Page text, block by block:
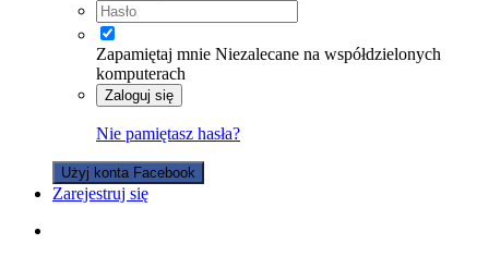
Zapamiętaj mnie Niezalecane na współdzielonych
komputerach
Zaloguj się
Nie pamiętasz hasła?
Użyj konta Facebook
Zarejestruj się